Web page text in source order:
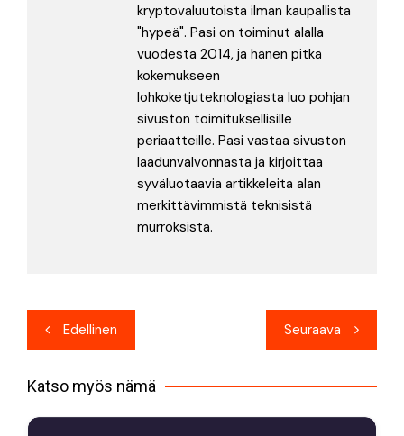
kryptovaluutoista ilman kaupallista
"hypeä". Pasi on toiminut alalla
vuodesta 2014, ja hänen pitkä
kokemukseen
lohkoketjuteknologiasta luo pohjan
sivuston toimituksellisille
periaatteille. Pasi vastaa sivuston
laadunvalvonnasta ja kirjoittaa
syväluotaavia artikkeleita alan
merkittävimmistä teknisistä
murroksista.
Artikkelien
selaus
Edellinen Seuraava
Katso myös nämä